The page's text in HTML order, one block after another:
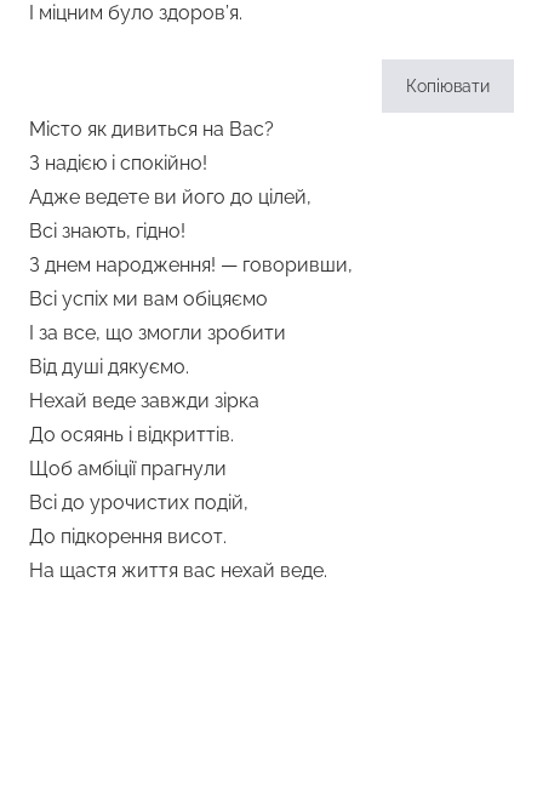
І міцним було здоров’я.
Копіювати
Місто як дивиться на Вас?
З надією і спокійно!
Адже ведете ви його до цілей,
Всі знають, гідно!
З днем народження! — говоривши,
Всі успіх ми вам обіцяємо
І за все, що змогли зробити
Від душі дякуємо.
Нехай веде завжди зірка
До осяянь і відкриттів.
Щоб амбіції прагнули
Всі до урочистих подій,
До підкорення висот.
На щастя життя вас нехай веде.